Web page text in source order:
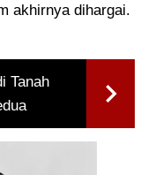
akhirnya dihargai.
Tanah